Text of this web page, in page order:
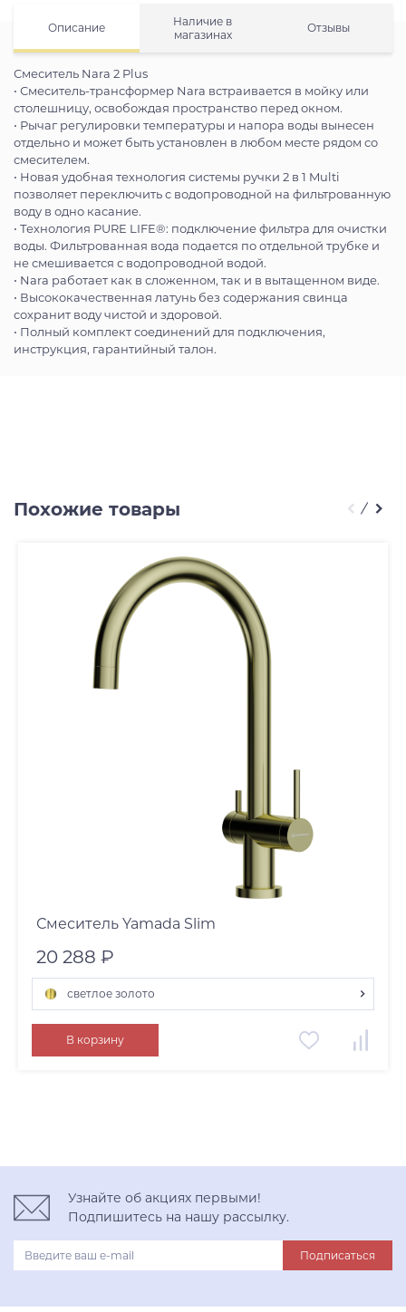
Описание
Наличие в
магазинах
Отзывы
Смеситель Nara 2 Plus
• Смеситель-трансформер Nara встраивается в мойку или
столешницу, освобождая пространство перед окном.
• Рычаг регулировки температуры и напора воды вынесен
отдельно и может быть установлен в любом месте рядом со
смесителем.
• Новая удобная технология системы ручки 2 в 1 Multi
позволяет переключить с водопроводной на фильтрованную
воду в одно касание.
• Технология PURE LIFE®: подключение фильтра для очистки
воды. Фильтрованная вода подается по отдельной трубке и
не смешивается с водопроводной водой.
• Nara работает как в сложенном, так и в вытащенном виде.
• Высококачественная латунь без содержания свинца
сохранит воду чистой и здоровой.
• Полный комплект соединений для подключения,
инструкция, гарантийный талон.
Похожие товары
Смеситель Yamada Slim
20 288 ₽
светлое золото
светлое золото
нержавеющая сталь
В корзину
Узнайте об акциях первыми!
Подпишитесь на нашу рассылку.
Подписаться